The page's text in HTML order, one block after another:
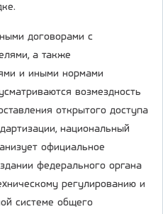
договорами с
а также
и иными нормами
возмездность
открытого доступа
национальный
официальное
федерального органа
регулированию и
системе общего